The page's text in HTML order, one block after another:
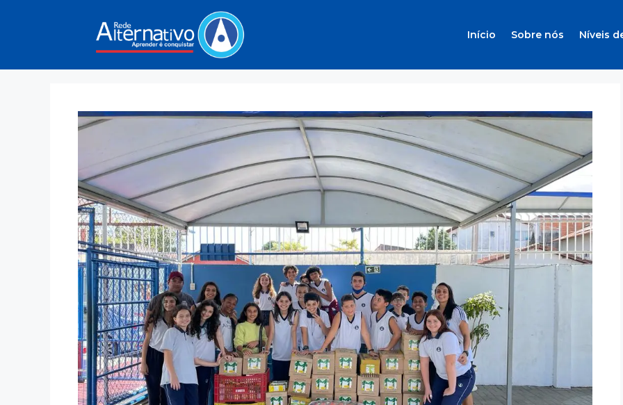
Início Sobre nós Níveis